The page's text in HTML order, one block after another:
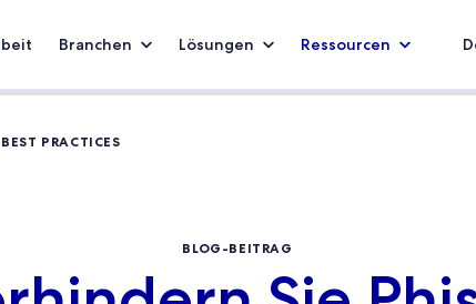
Branchen Lösungen Ressourcen
PRACTICES
BLOG-BEITRAG